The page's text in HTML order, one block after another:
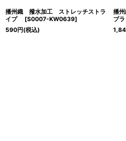
播州織 撥水加工 ストレッチストラ
イプ
[S0007-KW0639]
590円(税込)
播
ブ